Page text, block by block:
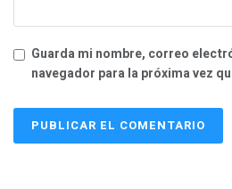
Guarda mi nombre, correo
navegador para la próxima vez